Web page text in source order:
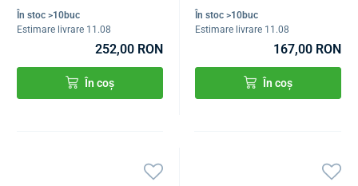
În stoc >10buc
Estimare livrare 11.08
252,00 RON
În coș
În stoc >10buc
Estimare livrare 11.08
167,00 RON
În coș